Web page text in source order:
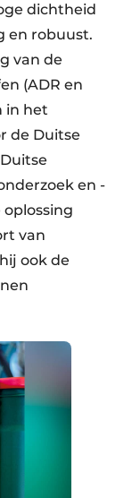
dichtheid
en robuust.
van de
(ADR en
in het
de Duitse
en -
van
ook de